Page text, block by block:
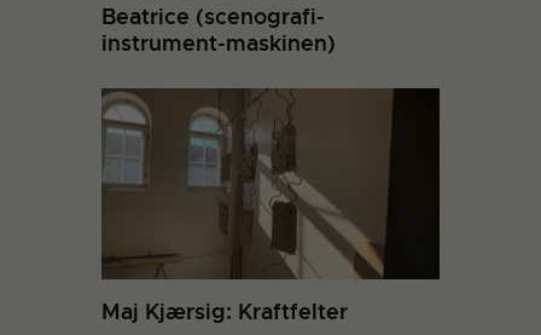
Beatrice (scenografi-
instrument-maskinen)
Maj Kjærsig: Kraftfelter